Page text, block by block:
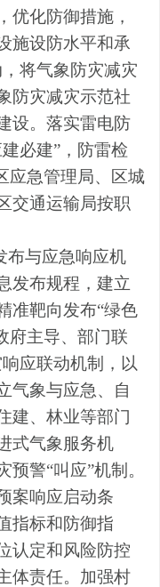
优化防御措施，
施设防水平和承
将气象防灾减灾
防灾减灾示范社
设。 落实雷电防
建必建”，防雷检
应急管理局、区城
交通运输局按职
布与应急响应机
发布规程，建立
准靶向发布“绿色
府主导、部门联
应联动机制，以
气象与应急、自
建、林业等部门
式气象服务机
警“叫应”机制。
案响应启动条
指标和防御指
认定和风险防控
体责任。加强村